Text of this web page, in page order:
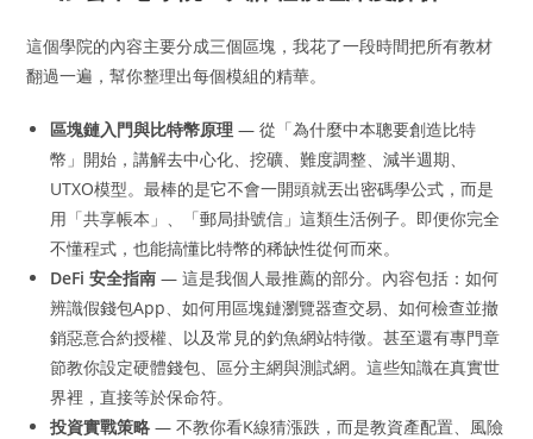
這個學院的內容主要分成三個區塊，我花了一段時間把所有教材
翻過一遍，幫你整理出每個模組的精華。
區塊鏈入門與比特幣原理 — 從「為什麼中本聰要創造比特
幣」開始，講解去中心化、挖礦、難度調整、減半週期、
UTXO模型。最棒的是它不會一開頭就丟出密碼學公式，而是
用「共享帳本」、「郵局掛號信」這類生活例子。即便你完全
不懂程式，也能搞懂比特幣的稀缺性從何而來。
DeFi 安全指南 — 這是我個人最推薦的部分。內容包括：如何
辨識假錢包App、如何用區塊鏈瀏覽器查交易、如何檢查並撤
銷惡意合約授權、以及常見的釣魚網站特徵。甚至還有專門章
節教你設定硬體錢包、區分主網與測試網。這些知識在真實世
界裡，直接等於保命符。
投資實戰策略 — 不教你看K線猜漲跌，而是教資產配置、風險